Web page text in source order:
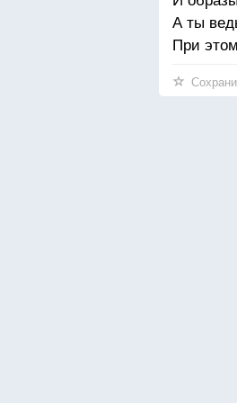
А ты
При